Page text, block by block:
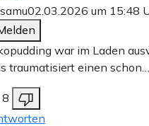
02.03.2026 um 15:48
war im Laden
traumatisiert einen schon…
8